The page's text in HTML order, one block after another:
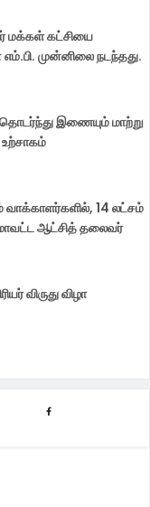
மக்கள் கட்சியை
முன்னிலை நடந்தது.
தொடர்ந்து இணையும் மாற்று
வாக்காளர்களில், 14 லட்சம்
மாவட்ட ஆட்சித் தலைவர்
விருது விழா